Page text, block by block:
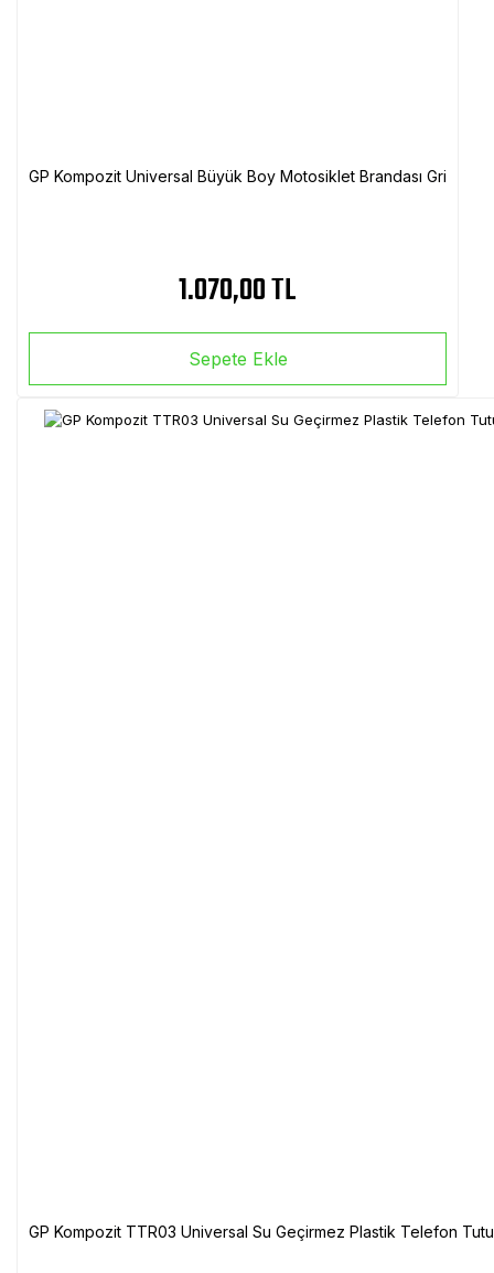
GP Kompozit Universal Büyük Boy Motosiklet Brandası Gri
1.070,00 TL
Sepete Ekle
GP Kompozit TTR03 Universal Su Geçirmez Plastik Telefon